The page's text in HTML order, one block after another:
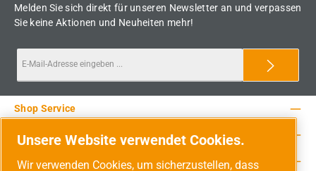
Melden Sie sich direkt für unseren Newsletter an und verpassen
Sie keine Aktionen und Neuheiten mehr!
Service-Hotline
Shop Service
Rechtliche Hinweise
Unsere Website verwendet Cookies.
Wir verwenden Cookies, um sicherzustellen, dass